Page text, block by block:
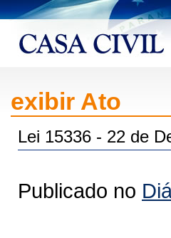
exibir Ato
Lei 15336 - 22 de
Publicado no